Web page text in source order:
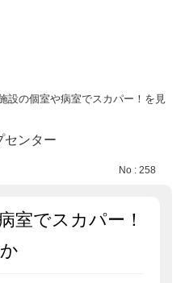
設の個室や病室でスカパー！を見
No : 258
室でスカパー！